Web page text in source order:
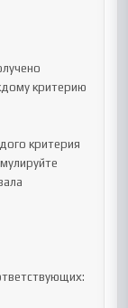
критерию
критерия